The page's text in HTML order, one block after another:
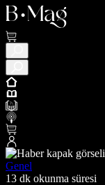
Genel
13 dk okunma süresi